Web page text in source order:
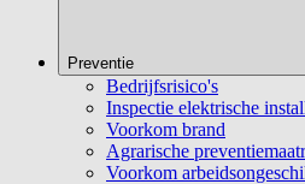
Preventie
Bedrijfsrisico's
Inspectie elektrische
Voorkom brand
Agrarische
Voorkom